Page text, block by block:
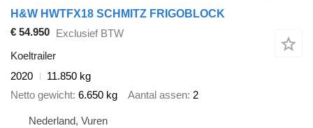
H&W HWTFX18 SCHMITZ FRIGOBLOCK
€ 54.950 Exclusief BTW
Koeltrailer
2020
11.850 kg
Netto gewicht 6.650 kg Aantal assen 2
Nederland, Vuren